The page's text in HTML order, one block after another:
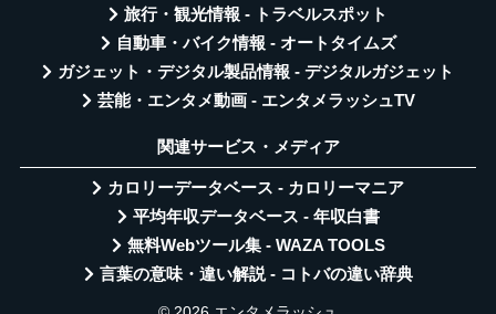
旅行・観光情報 - トラベルスポット
自動車・バイク情報 - オートタイムズ
ガジェット・デジタル製品情報 - デジタルガジェット
芸能・エンタメ動画 - エンタメラッシュTV
関連サービス・メディア
カロリーデータベース - カロリーマニア
平均年収データベース - 年収白書
無料Webツール集 - WAZA TOOLS
言葉の意味・違い解説 - コトバの違い辞典